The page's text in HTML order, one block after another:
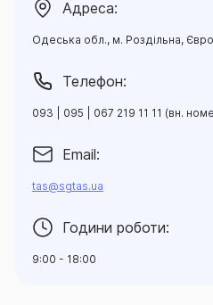
Адреса:
Одеська обл., м. Роздільна,
Телефон:
093 | 095 | 067 219 11 11 (вн.
Email:
tas@sgtas.ua
Години роботи:
9:00 - 18:00